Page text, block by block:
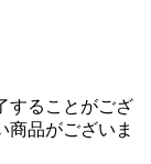
することがござ
商品がございま